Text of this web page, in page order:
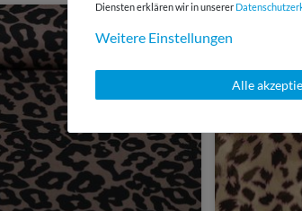
Diensten erklären wir in unserer
Weitere Einstellungen
Alle